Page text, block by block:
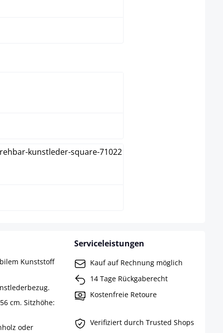
Kunststoff
cm. Sitzhöhe:
oder
Serviceleistungen
Kauf auf Rechnung möglich
14 Tage Rückgaberecht
Kostenfreie Retoure
Verifiziert durch Trusted Shops